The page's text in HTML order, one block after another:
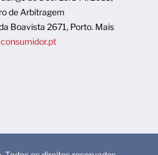
de Arbitragem
Boavista 2671, Porto. Mais